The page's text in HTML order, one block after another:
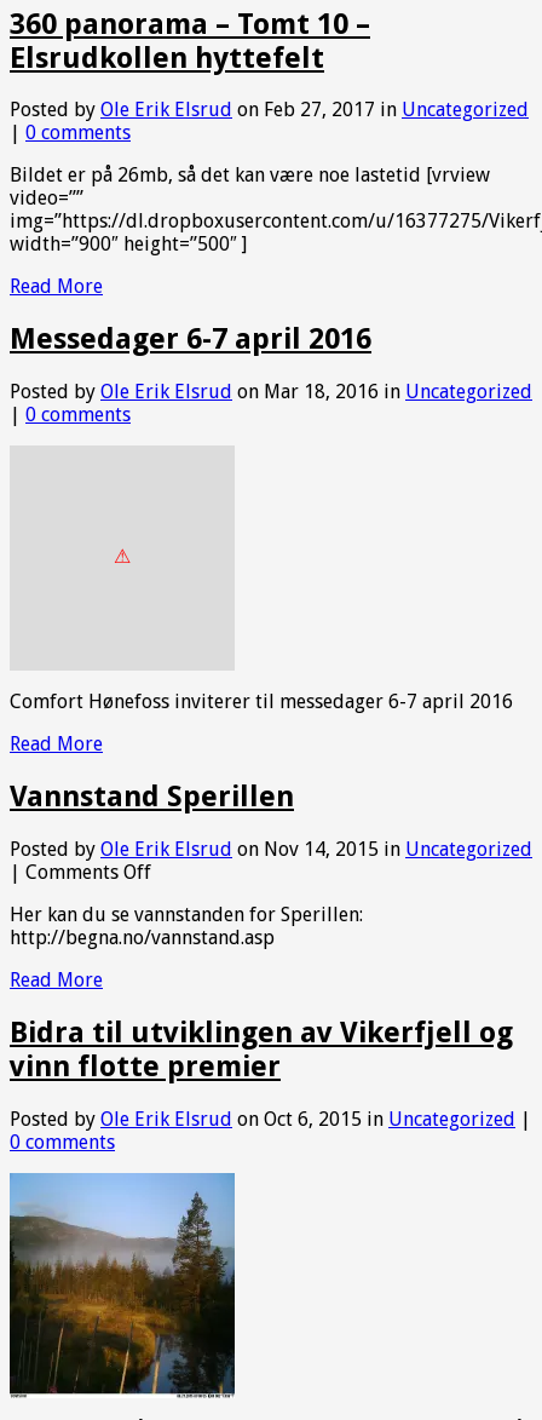
360 panorama – Tomt 10 –
Elsrudkollen hyttefelt
Posted by Ole Erik Elsrud on Feb 27, 2017 in Uncategorized
0 comments
Bildet er på 26mb, så det kan være noe lastetid [vrview
video=””
img=”https://dl.dropboxusercontent.com/u/16377275/
width=”900″ height=”500″ ]
Read More
Messedager 6-7 april 2016
Posted by Ole Erik Elsrud on Mar 18, 2016 in Uncategorized
0 comments
Comfort Hønefoss inviterer til messedager 6-7 april 2016
Read More
Vannstand Sperillen
Posted by Ole Erik Elsrud on Nov 14, 2015 in Uncategorized
| Comments Offon
Sperillen
Her kan du se vannstanden for Sperillen:
http://begna.no/vannstand.asp
Read More
Bidra til utviklingen av Vikerfjell og
vinn flotte premier
Posted by Ole Erik Elsrud on Oct 6, 2015 in Uncategorized |
0 comments